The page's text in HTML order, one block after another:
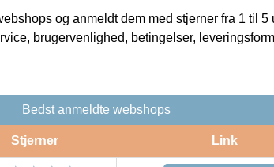
og anmeldt dem med stjerner fra 1 til 5
brugervenlighed, betingelser,
Bedst anmeldte webshops
Stjerner Link